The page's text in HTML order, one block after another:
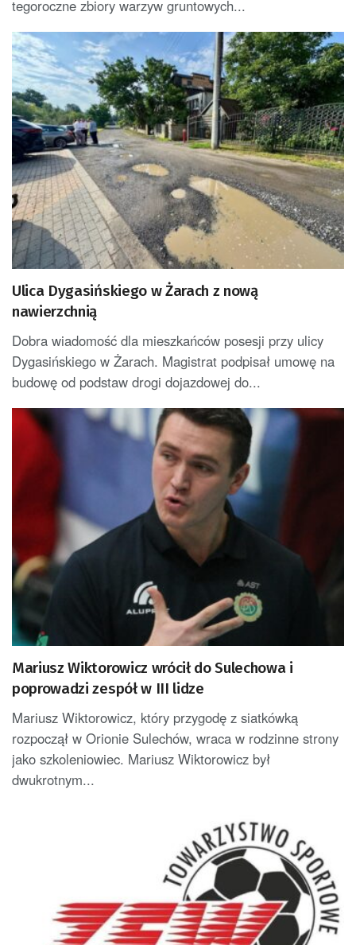
tegoroczne zbiory warzyw gruntowych...
Ulica Dygasińskiego w Żarach z nową
nawierzchnią
Dobra wiadomość dla mieszkańców posesji przy ulicy
Dygasińskiego w Żarach. Magistrat podpisał umowę na
budowę od podstaw drogi dojazdowej do...
Mariusz Wiktorowicz wrócił do Sulechowa i
poprowadzi zespół w III lidze
Mariusz Wiktorowicz, który przygodę z siatkówką
rozpoczął w Orionie Sulechów, wraca w rodzinne strony
jako szkoleniowiec. Mariusz Wiktorowicz był
dwukrotnym...